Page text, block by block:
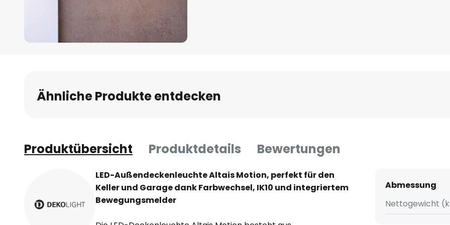
Bildgalerie
springen
Ähnliche Produkte entdecken
Produktübersicht Produktdetails Bewertungen
LED-Außendeckenleuchte Altais Motion, perfekt für den
Keller und Garage dank Farbwechsel, IK10 und integriertem
Bewegungsmelder
Abmessung
Nettogewicht